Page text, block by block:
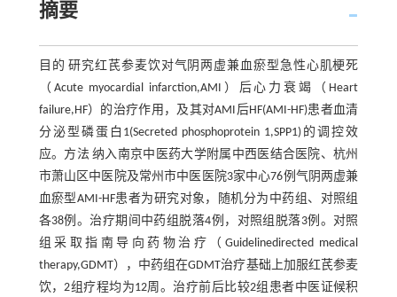
摘要
目的 研究红芪参麦饮对气阴两虚兼血瘀型急性心肌梗死
（Acute myocardial infarction,AMI）后心力衰竭（Heart
failure,HF）的治疗作用，及其对AMI后HF(AMI-HF)患者血清
分泌型磷蛋白1(Secreted phosphoprotein 1,SPP1)的调控效
应。方法 纳入南京中医药大学附属中西医结合医院、杭州
市萧山区中医院及常州市中医医院3家中心76例气阴两虚兼
血瘀型AMI-HF患者为研究对象，随机分为中药组、对照组
各38例。治疗期间中药组脱落4例，对照组脱落3例。对照
组采取指南导向药物治疗（Guidelinedirected medical
therapy,GDMT），中药组在GDMT治疗基础上加服红芪参麦
饮，2组疗程均为12周。治疗前后比较2组患者中医证候积